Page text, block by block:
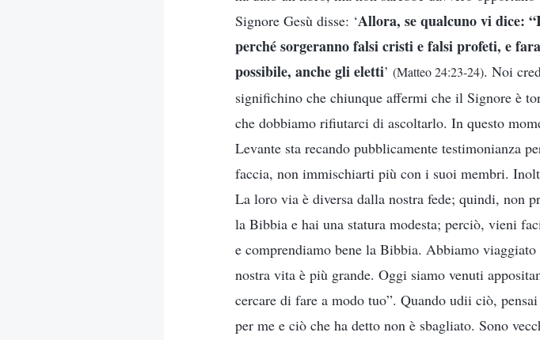
Signore Gesù disse: ‘Allora, se qualcuno vi dice:
perché sorgeranno falsi cristi e falsi profeti, e
possibile, anche gli eletti’ (Matteo 24:23-24). Noi
significhino che chiunque affermi che il Signore è
che dobbiamo rifiutarci di ascoltarlo. In questo
Levante sta recando pubblicamente testimonianza
faccia, non immischiarti più con i suoi membri.
La loro via è diversa dalla nostra fede; quindi, non
la Bibbia e hai una statura modesta; perciò, vieni
e comprendiamo bene la Bibbia. Abbiamo
nostra vita è più grande. Oggi siamo venuti
cercare di fare a modo tuo”. Quando udii ciò,
per me e ciò che ha detto non è sbagliato. Sono